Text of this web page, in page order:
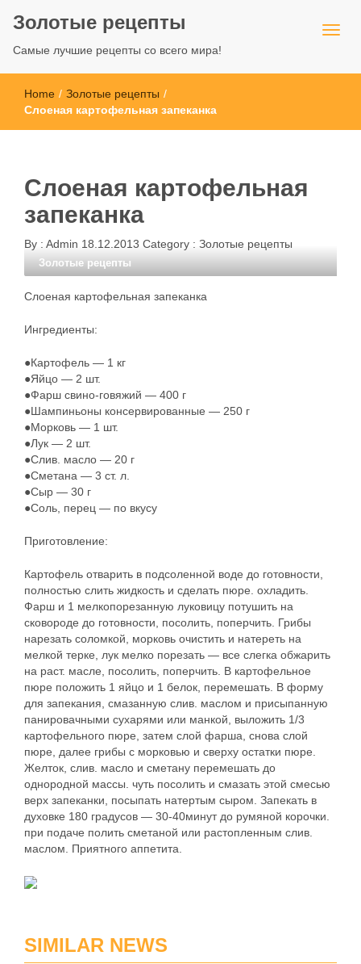
Золотые рецепты
Самые лучшие рецепты со всего мира!
Home / Золотые рецепты /
Слоеная картофельная запеканка
Слоеная картофельная
запеканка
By : Admin 18.12.2013 Category : Золотые рецепты
Золотые рецепты
Слоеная картофельная запеканка
Ингредиенты:
●Картофель — 1 кг
●Яйцо — 2 шт.
●Фарш свино-говяжий — 400 г
●Шампиньоны консервированные — 250 г
●Морковь — 1 шт.
●Лук — 2 шт.
●Слив. масло — 20 г
●Сметана — 3 ст. л.
●Сыр — 30 г
●Соль, перец — по вкусу
Приготовление:
Картофель отварить в подсоленной воде до готовности,
полностью слить жидкость и сделать пюре. охладить.
Фарш и 1 мелкопорезанную луковицу потушить на
сковороде до готовности, посолить, поперчить. Грибы
нарезать соломкой, морковь очистить и натереть на
мелкой терке, лук мелко порезать — все слегка обжарить
на раст. масле, посолить, поперчить. В картофельное
пюре положить 1 яйцо и 1 белок, перемешать. В форму
для запекания, смазанную слив. маслом и присыпанную
панировачными сухарями или манкой, выложить 1/3
картофельного пюре, затем слой фарша, снова слой
пюре, далее грибы с морковью и сверху остатки пюре.
Желток, слив. масло и сметану перемешать до
однородной массы. чуть посолить и смазать этой смесью
верх запеканки, посыпать натертым сыром. Запекать в
духовке 180 градусов — 30-40минут до румяной корочки.
при подаче полить сметаной или растопленным слив.
маслом. Приятного аппетита.
SIMILAR NEWS